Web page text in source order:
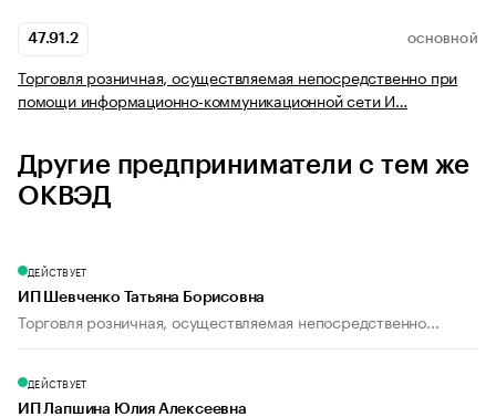
47.91.2 ОСНОВНОЙ
Торговля розничная, осуществляемая непосредственно при
помощи информационно-коммуникационной сети И…
Другие предприниматели с тем же
ОКВЭД
ДЕЙСТВУЕТ
ИП Шевченко Татьяна Борисовна
Торговля розничная, осуществляемая непосредственно...
ДЕЙСТВУЕТ
ИП Лапшина Юлия Алексеевна